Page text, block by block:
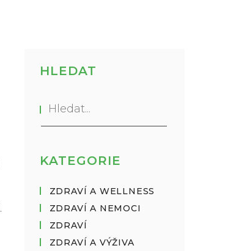
.
HLEDAT
KATEGORIE
ZDRAVÍ A WELLNESS
ZDRAVÍ A NEMOCI
ZDRAVÍ
ZDRAVÍ A VÝŽIVA